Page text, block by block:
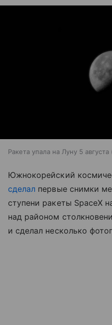
Ракета упала на Луну 5 августа
Южнокорейский
сделал первые снимки
ступени ракеты SpaceX
над районом
и сделал несколько